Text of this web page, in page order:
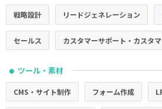
戦略設計 リードジェネレーション
セールス カスタマーサポート・カスタ
● ツール・素材
CMS・サイト制作 フォーム作成